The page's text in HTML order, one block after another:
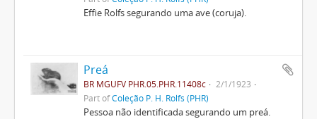
Effie Rolfs segurando uma ave (coruja).
Preá
BR MGUFV PHR.05.PHR.11408c
2/1/1923
Part ofColeção P. H. Rolfs (PHR)
Pessoa não identificada segurando um preá.